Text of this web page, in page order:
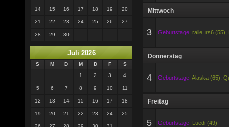
14 15 16 17 18 19 20
21 22 23 24 25 26 27
28 29 30
Juli 2026
S M D M D F
S
1
2 3 4
5 6 7 8 9 10 11
12 13 14 15 16 17 18
19 20 21 22 23 24 25
Mittwoch
3 Geburtstage: ralle_rs6 (55)
Donnerstag
4 Geburtstage: Alaska (65)
Freitag
5 Geburtstage: Luedi (49)